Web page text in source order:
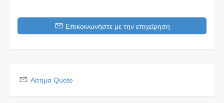
Επικοινωνήστε με την επιχείρηση
Αίτημα Quote